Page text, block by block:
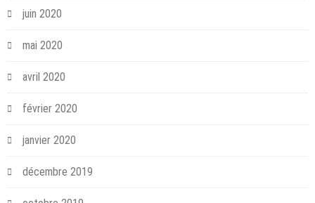
juin 2020
mai 2020
avril 2020
février 2020
janvier 2020
décembre 2019